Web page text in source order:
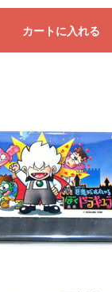
カートに入れる